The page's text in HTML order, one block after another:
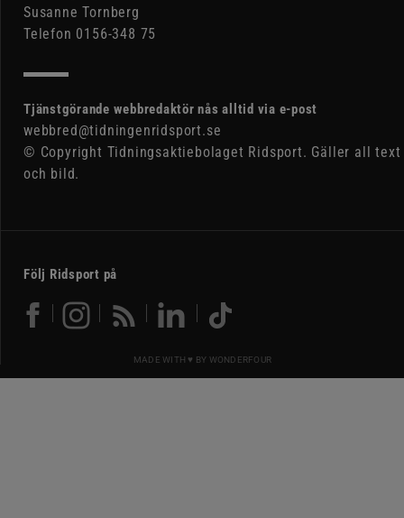
Susanne Tornberg
Telefon 0156-348 75
Tjänstgörande webbredaktör nås alltid via e-post
webbred@tidningenridsport.se
© Copyright Tidningsaktiebolaget Ridsport. Gäller all text
och bild.
Följ Ridsport på
MADE WITH ♥ BY WONDERFOUR